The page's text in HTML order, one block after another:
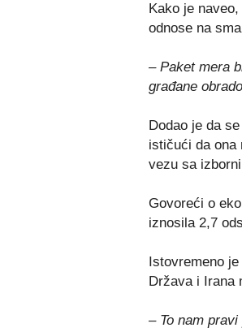
Kako je
odnose na
– Paket mera
građane
Dodao je da
ističući da ona
vezu sa
Govoreći o
iznosila 2,7
Istovremeno
Država i Irana
– To nam